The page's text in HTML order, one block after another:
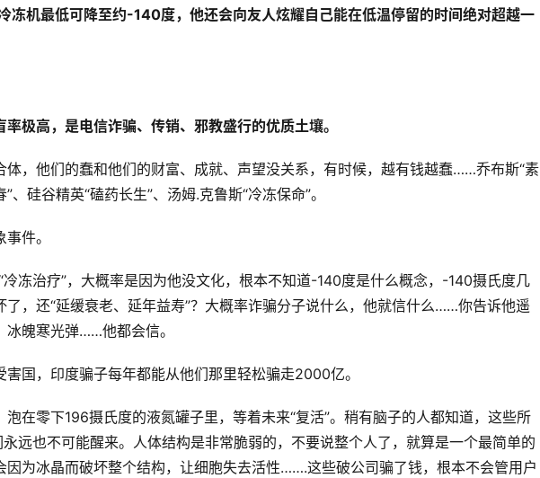
冻机最低可降至约-140度，他还会向友人炫耀自己能在低温停留的时间绝对超越一
率极高，是电信诈骗、传销、邪教盛行的优质土壤。
体，他们的蠢和他们的财富、成就、声望没关系，有时候，越有钱越蠢……乔布斯“素
、硅谷精英“磕药长生”、汤姆.克鲁斯“冷冻保命”。
件。
冻治疗”，大概率是因为他没文化，根本不知道-140度是什么概念，-140摄氏度几
了，还“延缓衰老、延年益寿”？大概率诈骗分子说什么，他就信什么……你告诉他遥
魄寒光弹……他都会信。
国，印度骗子每年都能从他们那里轻松骗走2000亿。
泡在零下196摄氏度的液氮罐子里，等着未来“复活”。稍有脑子的人都知道，这些所
远也不可能醒来。人体结构是非常脆弱的，不要说整个人了，就算是一个最简单的
因为冰晶而破坏整个结构，让细胞失去活性…….这些破公司骗了钱，根本不会管用户